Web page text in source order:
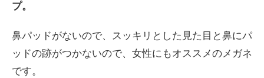
プ。
鼻パッドがないので、スッキリとした見た目と鼻にパ
ッドの跡がつかないので、女性にもオススメのメガネ
です。